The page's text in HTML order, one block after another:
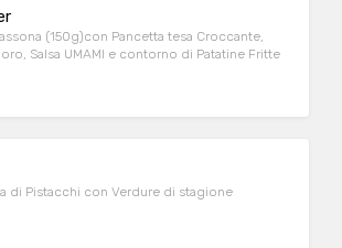
(150g)con Pancetta tesa Croccante,
Salsa UMAMI e contorno di Patatine Fritte
di Pistacchi con Verdure di stagione